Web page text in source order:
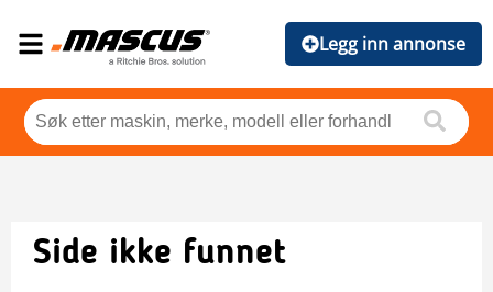
Legg inn annonse
Side ikke funnet